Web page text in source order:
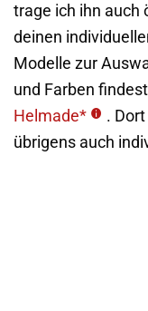
trage ich ihn auch
deinen
Modelle zur
und Farben
Helmade*
.
übrigens auch